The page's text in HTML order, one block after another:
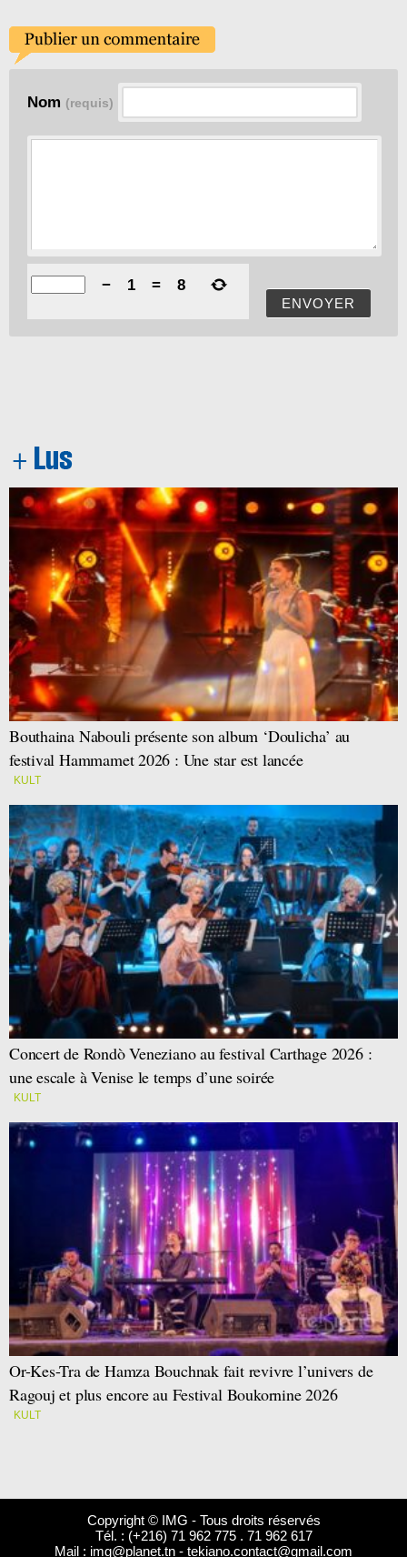
Nom (requis)
ENVOYER
− 1 = 8
Bouthaina Nabouli présente son album ‘Doulicha’ au
festival Hammamet 2026 : Une star est lancée
KULT
Concert de Rondò Veneziano au festival Carthage 2026 :
une escale à Venise le temps d’une soirée
KULT
Or-Kes-Tra de Hamza Bouchnak fait revivre l’univers de
Ragouj et plus encore au Festival Boukornine 2026
KULT
Copyright © IMG - Tous droits réservés
Tél. : (+216) 71 962 775 . 71 962 617
Mail : img@planet.tn - tekiano.contact@gmail.com